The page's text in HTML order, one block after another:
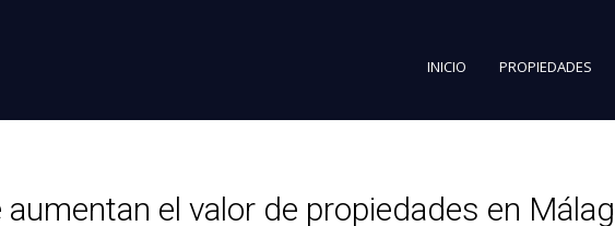
INICIO PROPIEDADES
el valor de propiedades en